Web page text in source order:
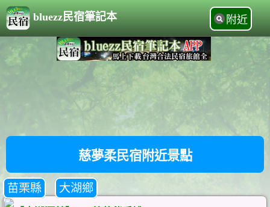
bluezz民宿筆記本 附近
慈夢柔民宿附近景點
苗栗縣 大湖鄉